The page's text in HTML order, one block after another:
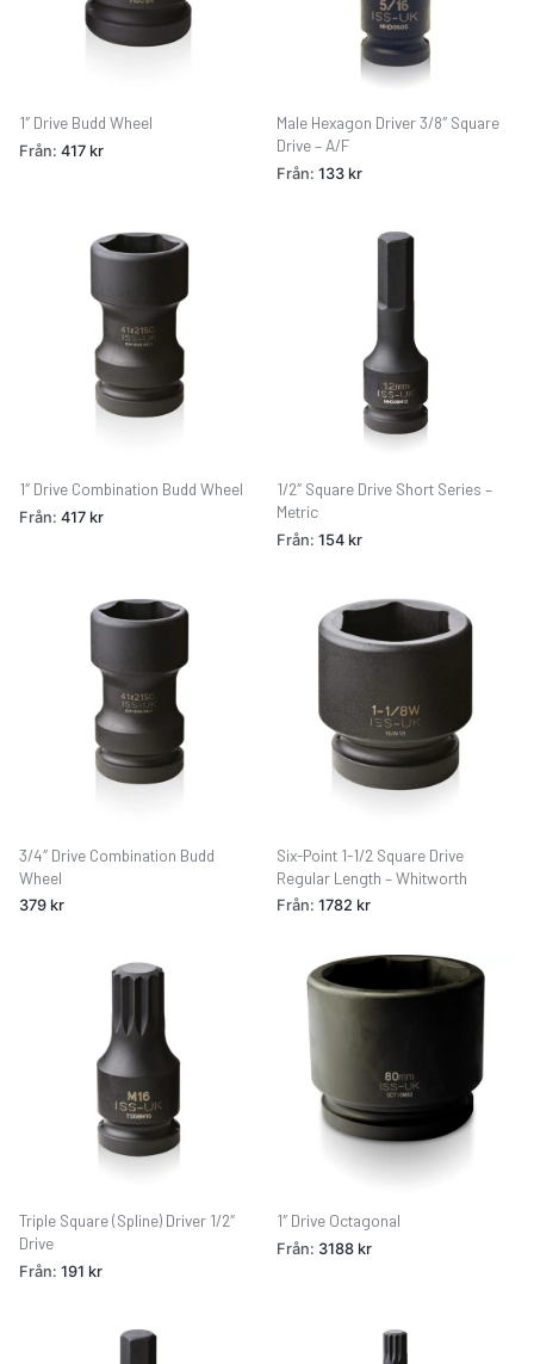
1″ Drive Budd Wheel
Från: 417 kr
Male Hexagon Driver 3/8″ Square
Drive – A/F
Från: 133 kr
1″ Drive Combination Budd Wheel
Från: 417 kr
1/2″ Square Drive Short Series –
Metric
Från: 154 kr
3/4″ Drive Combination Budd
Wheel
379 kr
Six-Point 1-1/2 Square Drive
Regular Length – Whitworth
Från: 1782 kr
Triple Square (Spline) Driver 1/2″
Drive
Från: 191 kr
1″ Drive Octagonal
Från: 3188 kr